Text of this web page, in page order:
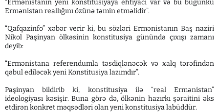
“Ermənistanın yeni konstitusiyaya ehtiyacı var və bu bugünkü
Ermənistan reallığını özünə təmin etməlidir”.
“Qafqazinfo” xəbər verir ki, bu sözləri Ermənistanın Baş naziri
Nikol Paşinyan ölkəsinin konstitusiya günündə çıxışı zamanı
deyib:
“Ermənistana referendumla təsdiqlənəcək və xalq tərəfindən
qəbul ediləcək yeni Konstitusiya lazımdır”.
Paşinyan bildirib ki, konstitusiya ilə “real Ermənistan”
ideologiyası kəsişir. Buna görə də, ölkənin hazırkı şəraitini əks
etdirən konkret məqsədləri olan yeni konstitusiya labüddür.